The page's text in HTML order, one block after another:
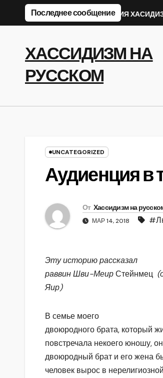
Перейти
Последнее сообщение
Ребе ФИЛОСОФИЯ ХАСИДИЗМА
ХАССИДИЗМ НА
РУССКОМ
UNCATEGORIZED
Аудиенция в
От Хассидизм на
МАР 14, 2018
Этуисторию рассказал
раввин Шви-МеирСтейнмец
Яир)
В семье моего
двоюродного брата, который
повстречала некоего юношу,
двоюродный брат и его жена
человек вырос в